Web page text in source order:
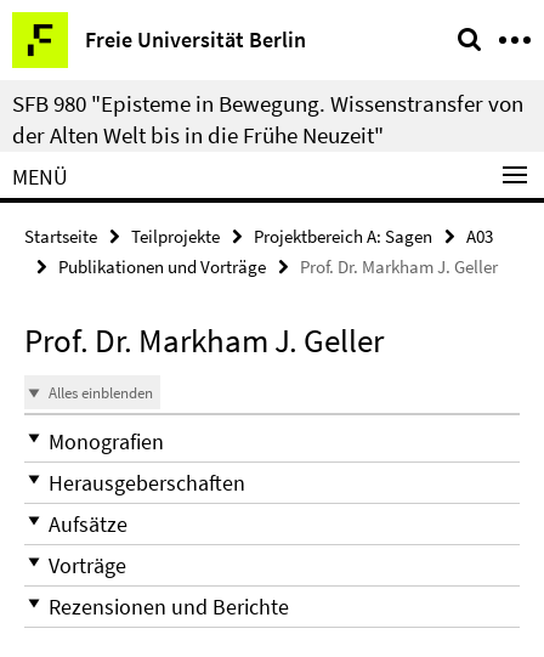
Springe
direkt
zu
Inhalt
Freie Universität Berlin
Service-
Navigation
SFB 980 "Episteme in Bewegung. Wissenstransfer von
der Alten Welt bis in die Frühe Neuzeit"
MENÜ
Startseite Teilprojekte Projektbereich A: Sagen
A03
Publikationen und Vorträge
Prof. Dr. Markham J. Geller
Prof. Dr. Markham J. Geller
Alles einblenden
Monografien
Herausgeberschaften
Aufsätze
Vorträge
Rezensionen und Berichte